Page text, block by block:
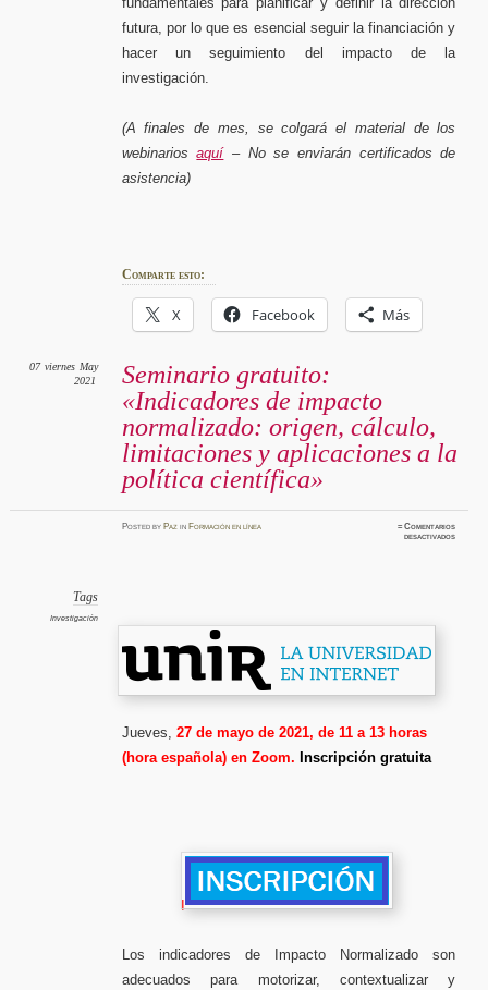
futura, por lo que es esencial seguir la financiación y
hacer un seguimiento del impacto de la
investigación.
(A finales de mes, se colgará el material de los
webinariosaquí– No se enviarán certificados de
asistencia)
Comparte esto:
X Facebook Más
Seminario gratuito:
«Indicadores de impacto
normalizado: origen, cálculo,
limitaciones y aplicaciones a la
política científica»
07 viernes May
2021
Postedby Paz in Formación en línea ≈Comentarios
desactivadosen
Tags
Investigación
Jueves, 27 de mayo de 2021, de 11 a 13 horas
(hora española) en Zoom. Inscripción gratuita
I
Los indicadores de Impacto Normalizado son
adecuados para motorizar, contextualizar y